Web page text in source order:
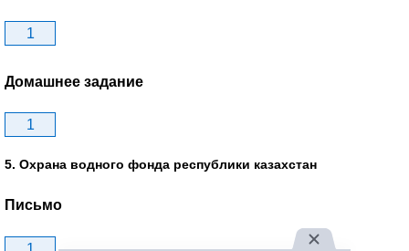
1
Домашнее задание
1
5. Охрана водного фонда республики казахстан
Письмо